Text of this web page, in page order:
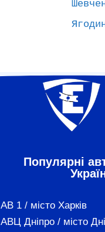
Популярні
АВ 1 / місто Харків
АВЦ Дніпро / місто